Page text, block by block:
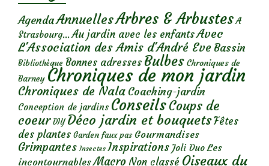
AgendaAnnuellesArbres & Arbustes A
Strasbourg... Au jardin avec les enfantsAvec
L'Association des Amis d'André Eve Bassin
Bibliothèque Bonnes adresses Bulbes Chroniques de
Barney Chroniques de mon jardin
Chroniques de Nala Coaching-jardin
Conception de jardins ConseilsCoups de
coeur DIY Déco jardin et bouquetsFêtes
des plantes Garden faux pas Gourmandises
Grimpantes Insectes Inspirations Joli Duo Les
incontournables Macro Non classé Oiseaux du